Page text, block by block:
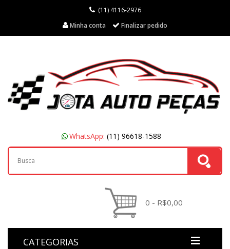
(11) 4116-2976
Minha conta
Finalizar pedido
WhatsApp: (11) 96618-1588
0 - R$0,00
CATEGORIAS